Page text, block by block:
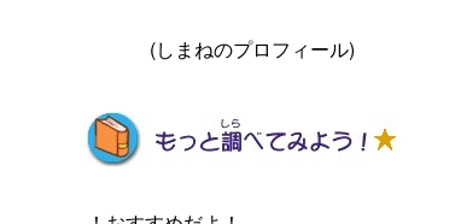
(しまねのプロフィール)